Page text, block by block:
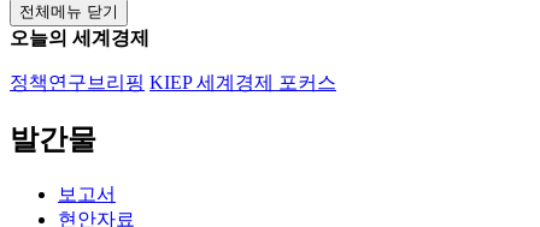
전체메뉴 닫기
오늘의 세계경제
정책연구브리핑 KIEP 세계경제 포커스
발간물
보고서
현안자료